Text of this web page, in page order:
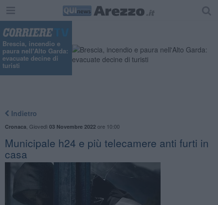
Brescia, incendio e
paura nell'Alto Garda:
evacuate decine di
turisti
Indietro
Cronaca Giovedì 03 Novembre 2022ore 10:00
Municipale h24 e più telecamere anti furti in
casa